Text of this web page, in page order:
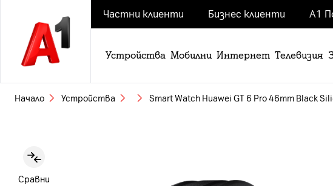
Частни клиенти Бизнес клиенти А1
Устройства Мобилни Интернет Телевизия
Начало Устройства Smart Watch Huawei GT 6 Pro 46mm Black
Сравни